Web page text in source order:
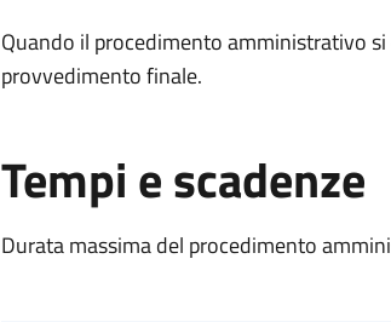
Quando il procedimento amministrativo
provvedimento finale.
Tempi e scadenze
Durata massima del procedimento